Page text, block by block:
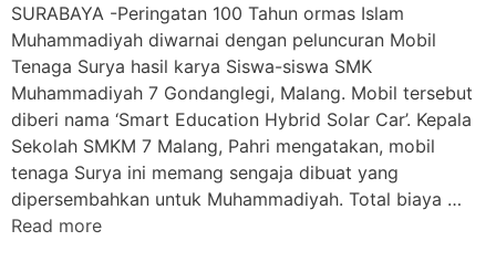
SURABAYA -Peringatan 100 Tahun ormas Islam
Muhammadiyah diwarnai dengan peluncuran Mobil
Tenaga Surya hasil karya Siswa-siswa SMK
Muhammadiyah 7 Gondanglegi, Malang. Mobil tersebut
diberi nama ‘Smart Education Hybrid Solar Car’. Kepala
Sekolah SMKM 7 Malang, Pahri mengatakan, mobil
tenaga Surya ini memang sengaja dibuat yang
dipersembahkan untuk Muhammadiyah. Total biaya …
Read more